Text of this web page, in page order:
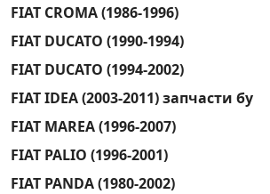
FIAT CROMA (1986-1996)
FIAT DUCATO (1990-1994)
FIAT DUCATO (1994-2002)
FIAT IDEA (2003-2011) запчасти бу
FIAT MAREA (1996-2007)
FIAT PALIO (1996-2001)
FIAT PANDA (1980-2002)